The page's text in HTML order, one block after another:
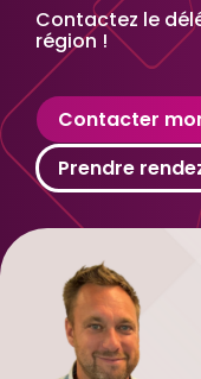
Contactez le
région !
Contacter
Prendre